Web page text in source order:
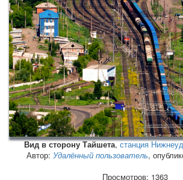
Вид в сторону Тайшета,станция
Автор: Удалённый пользователь,
Просмотров: 1363